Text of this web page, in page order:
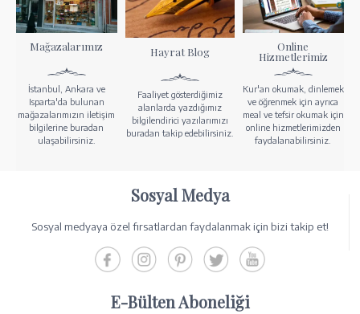
Mağazalarımız
İstanbul, Ankara ve
Isparta'da bulunan
mağazalarımızın iletişim
bilgilerine buradan
ulaşabilirsiniz.
Hayrat Blog
Faaliyet gösterdiğimiz
alanlarda yazdığımız
bilgilendirici yazılarımızı
buradan takip edebilirsiniz.
Online
Hizmetlerimiz
Kur'an okumak, dinlemek
ve öğrenmek için ayrıca
meal ve tefsir okumak için
online hizmetlerimizden
faydalanabilirsiniz.
Sosyal Medya
Sosyal medyaya özel fırsatlardan faydalanmak için bizi takip et!
E-Bülten Aboneliği